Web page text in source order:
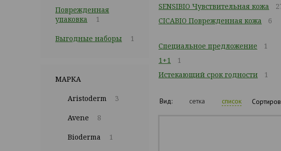
Поврежденная
упаковка
1
Выгодные наборы 1
МАРКА
Aristoderm 3
Avene 8
Bioderma 1
SENSIBIO Чувствительная кожа
CICABIO Поврежденная кожа
6
Специальное предложение
1
1+1
1
Истекающий срок годности
1
Вид: сетка список